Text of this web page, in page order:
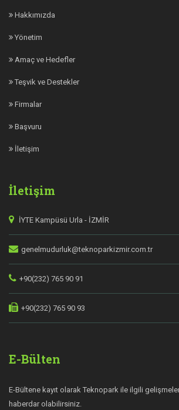
Hakkımızda
Yönetim
Amaç ve Hedefler
Teşvik ve Destekler
Firmalar
Başvuru
İletişim
İletişim
İYTE Kampüsü Urla - İZMİR
genelmudurluk@teknoparkizmir.com.tr
+90(232) 765 90 91
+90(232) 765 90 93
E-Bülten
E-Bültene kayıt olarak Teknopark ile ilgili
haberdar olabilirsiniz.